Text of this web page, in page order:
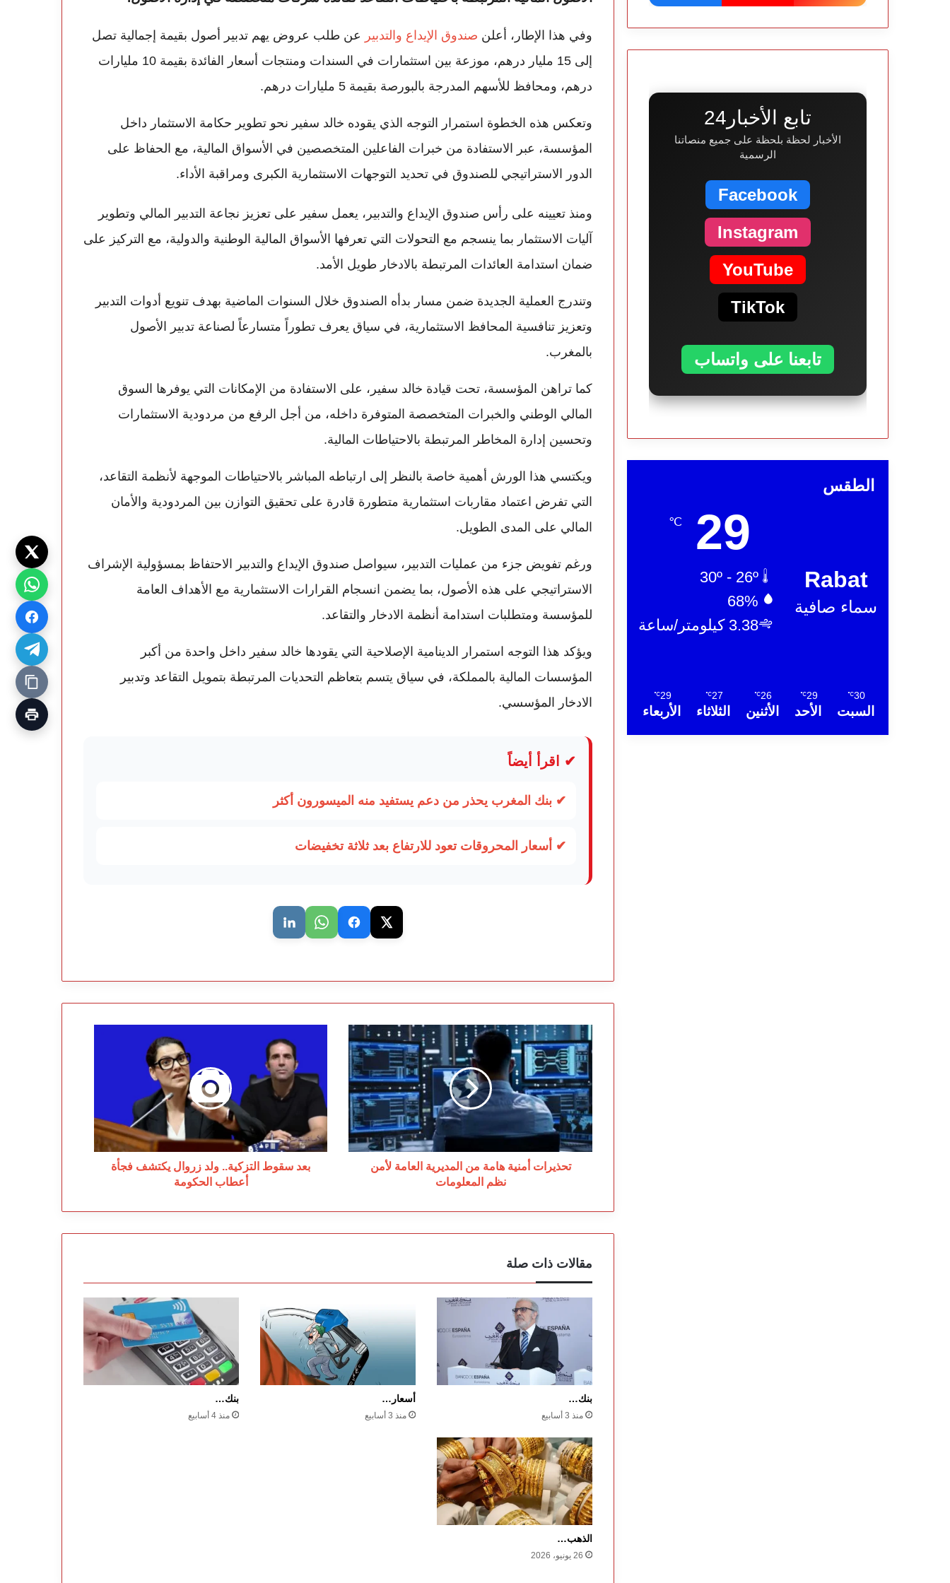
وفي هذا الإطار، أعلن صندوق الإيداع والتدبير عن طلب عروض يهم تدبير أصول بقيمة إجمالية تصل
إلى 15 مليار درهم، موزعة بين استثمارات في السندات ومنتجات أسعار الفائدة بقيمة 10 مليارات
درهم، ومحافظ للأسهم المدرجة بالبورصة بقيمة 5 مليارات درهم.
وتعكس هذه الخطوة استمرار التوجه الذي يقوده خالد سفير نحو تطوير حكامة الاستثمار داخل
المؤسسة، عبر الاستفادة من خبرات الفاعلين المتخصصين في الأسواق المالية، مع الحفاظ على
الدور الاستراتيجي للصندوق في تحديد التوجهات الاستثمارية الكبرى ومراقبة الأداء.
ومنذ تعيينه على رأس صندوق الإيداع والتدبير، يعمل سفير على تعزيز نجاعة التدبير المالي وتطوير
آليات الاستثمار بما ينسجم مع التحولات التي تعرفها الأسواق المالية الوطنية والدولية، مع التركيز على
ضمان استدامة العائدات المرتبطة بالادخار طويل الأمد.
وتندرج العملية الجديدة ضمن مسار بدأه الصندوق خلال السنوات الماضية بهدف تنويع أدوات التدبير
وتعزيز تنافسية المحافظ الاستثمارية، في سياق يعرف تطوراً متسارعاً لصناعة تدبير الأصول
بالمغرب.
كما تراهن المؤسسة، تحت قيادة خالد سفير، على الاستفادة من الإمكانات التي يوفرها السوق
المالي الوطني والخبرات المتخصصة المتوفرة داخله، من أجل الرفع من مردودية الاستثمارات
وتحسين إدارة المخاطر المرتبطة بالاحتياطات المالية.
ويكتسي هذا الورش أهمية خاصة بالنظر إلى ارتباطه المباشر بالاحتياطات الموجهة لأنظمة التقاعد،
التي تفرض اعتماد مقاربات استثمارية متطورة قادرة على تحقيق التوازن بين المردودية والأمان
المالي على المدى الطويل.
ورغم تفويض جزء من عمليات التدبير، سيواصل صندوق الإيداع والتدبير الاحتفاظ بمسؤولية الإشراف
الاستراتيجي على هذه الأصول، بما يضمن انسجام القرارات الاستثمارية مع الأهداف العامة
للمؤسسة ومتطلبات استدامة أنظمة الادخار والتقاعد.
ويؤكد هذا التوجه استمرار الدينامية الإصلاحية التي يقودها خالد سفير داخل واحدة من أكبر
المؤسسات المالية بالمملكة، في سياق يتسم بتعاظم التحديات المرتبطة بتمويل التقاعد وتدبير
الادخار المؤسسي.
✔ اقرأ أيضاً
✔ بنك المغرب يحذر من دعم يستفيد منه الميسورون أكثر
✔ أسعار المحروقات تعود للارتفاع بعد ثلاثة تخفيضات
تحذيرات
أمنية
هامة
من
المديرية
العامة
لأمن
نظم
المعلومات
تحذيرات أمنية هامة من المديرية العامة لأمن
نظم المعلومات
سقوط
التزكية..
ولد
زروال
يكتشف
فجأة
أعطاب
الحكومة
بعد سقوط التزكية.. ولد زروال يكتشف فجأة
أعطاب الحكومة
مقالات ذات صلة
بنك…
منذ 3 أسابيع
أسعار…
منذ 3 أسابيع
بنك…
منذ 4 أسابيع
الذهب…
26 يونيو، 2026
تابع الأخبار24
الأخبار لحظة بلحظة على جميع منصاتنا
الرسمية
Facebook
Instagram
YouTube
TikTok
تابعنا على واتساب
الطقس
Rabat
سماء صافية
29
℃
68%
3.38 كيلومتر/ساعة
30
℃
السبت
29
℃
الأحد
26
℃
الأثنين
27
℃
الثلاثاء
29
℃
الأربعاء